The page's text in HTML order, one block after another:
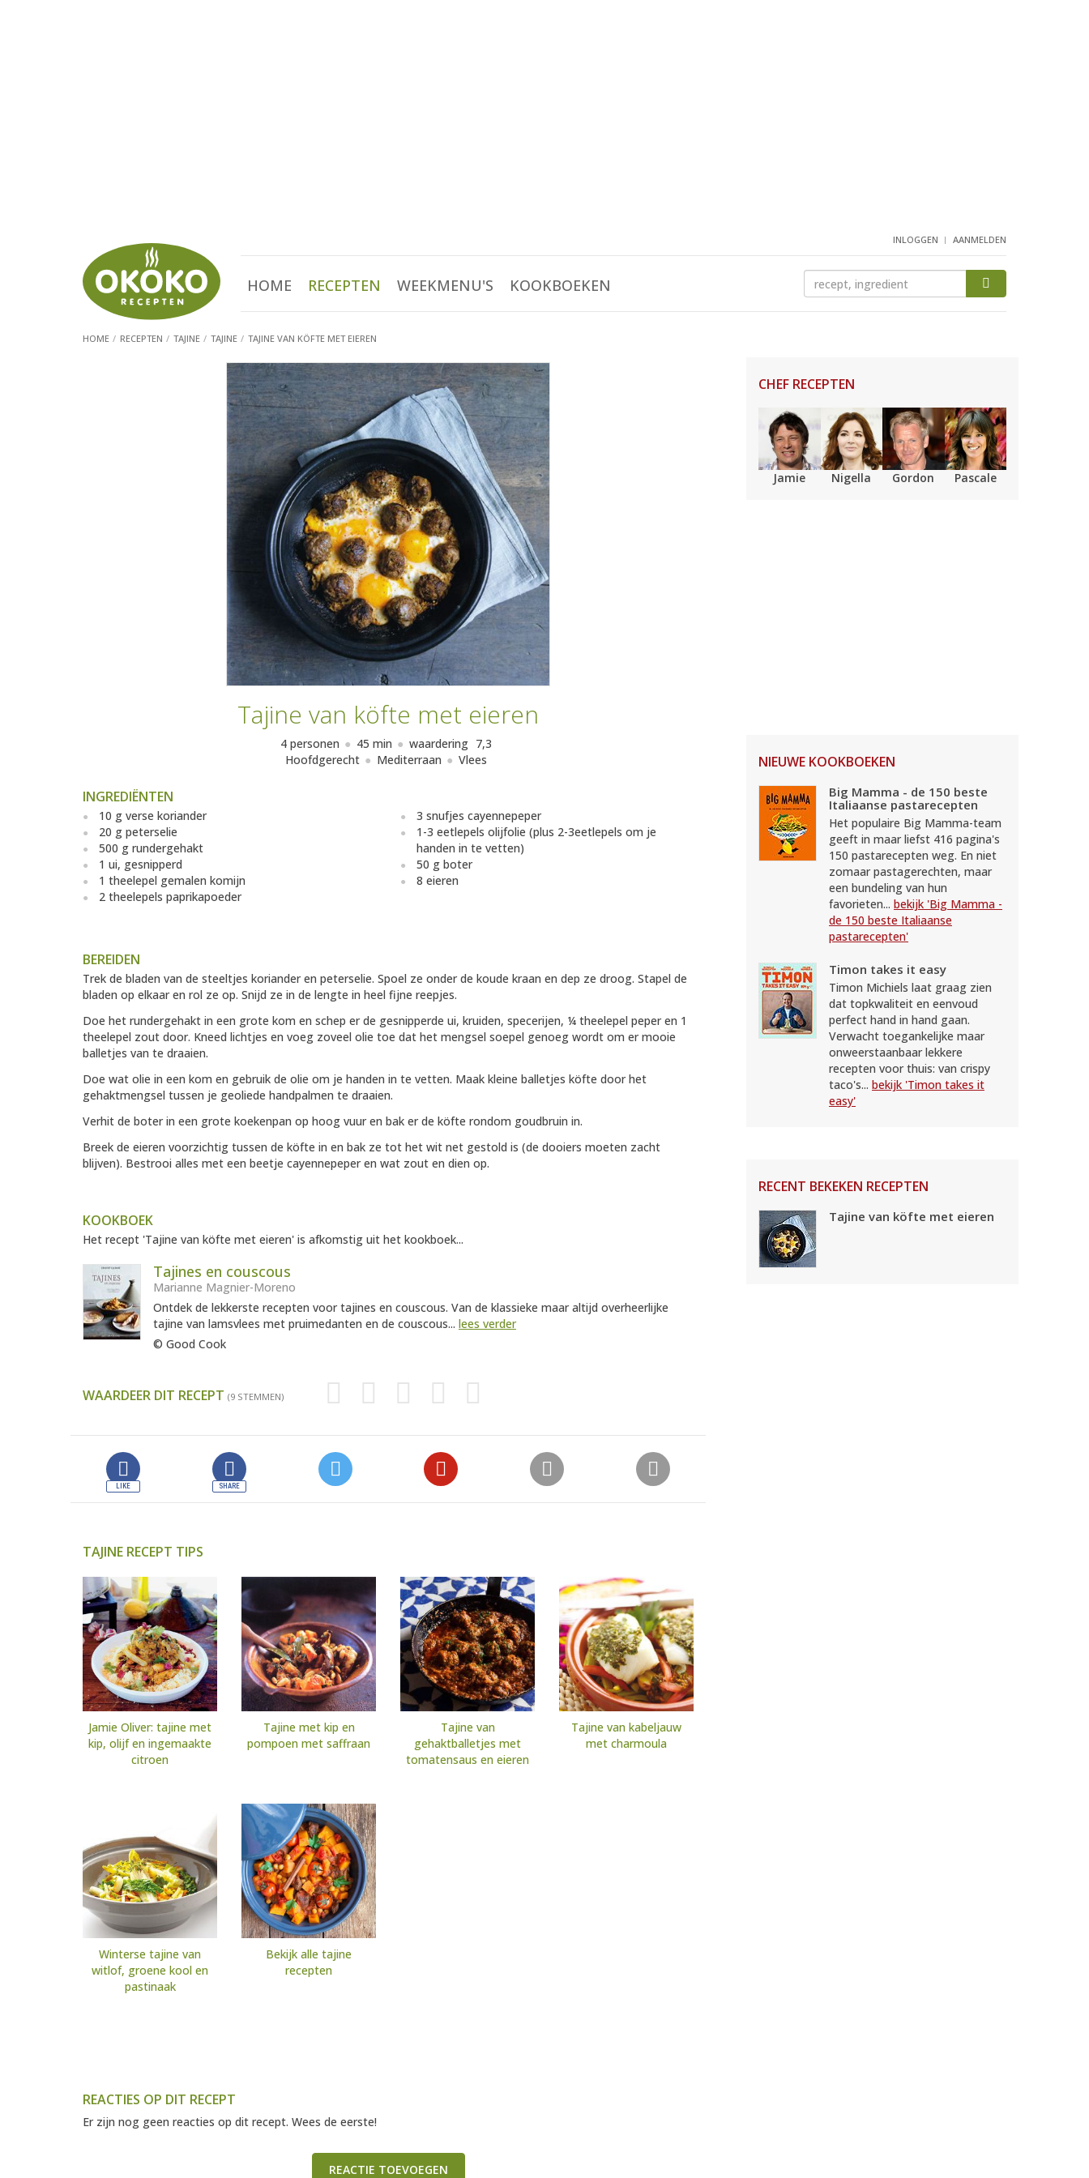
INLOGGEN AANMELDEN
HOME RECEPTEN WEEKMENU'S KOOKBOEKEN
HOME RECEPTEN TAJINE TAJINE TAJINE VAN KÖFTE MET EIEREN
Tajine van köfte met eieren
4 personen 45 min waardering 7,3
Hoofdgerecht
Mediterraan Vlees
INGREDIËNTEN
10 g verse koriander
20 g peterselie
500 g rundergehakt
1 ui, gesnipperd
1 theelepel gemalen komijn
2 theelepels paprikapoeder
3 snufjes cayennepeper
1-3 eetlepels olijfolie (plus 2-3eetlepels om je
handen in te vetten)
50 g boter
8 eieren
BEREIDEN
Trek de bladen van de steeltjes koriander en peterselie. Spoel ze onder de koude kraan en dep ze droog. Stapel de
bladen op elkaar en rol ze op. Snijd ze in de lengte in heel fijne reepjes.
Doe het rundergehakt in een grote kom en schep er de gesnipperde ui, kruiden, specerijen, ¼ theelepel peper en 1
theelepel zout door. Kneed lichtjes en voeg zoveel olie toe dat het mengsel soepel genoeg wordt om er mooie
balletjes van te draaien.
Doe wat olie in een kom en gebruik de olie om je handen in te vetten. Maak kleine balletjes köfte door het
gehaktmengsel tussen je geoliede handpalmen te draaien.
Verhit de boter in een grote koekenpan op hoog vuur en bak er de köfte rondom goudbruin in.
Breek de eieren voorzichtig tussen de köfte in en bak ze tot het wit net gestold is (de dooiers moeten zacht
blijven). Bestrooi alles met een beetje cayennepeper en wat zout en dien op.
KOOKBOEK
Het recept 'Tajine van köfte met eieren' is afkomstig uit het kookboek...
Tajines en couscous
Marianne Magnier-Moreno
Ontdek de lekkerste recepten voor tajines en couscous. Van de klassieke maar altijd overheerlijke
tajine van lamsvlees met pruimedanten en de couscous... lees verder
© Good Cook
WAARDEER DIT RECEPT (9 STEMMEN)
TAJINE RECEPT TIPS
Jamie Oliver: tajine met
kip, olijf en ingemaakte
citroen
Tajine met kip en
pompoen met saffraan
Tajine van
gehaktballetjes met
tomatensaus en eieren
Tajine van kabeljauw
met charmoula
Winterse tajine van
witlof, groene kool en
pastinaak
Bekijk alle tajine
recepten
REACTIES OP DIT RECEPT
Er zijn nog geen reacties op dit recept. Wees de eerste!
REACTIE TOEVOEGEN
CHEF RECEPTEN
Jamie Nigella Gordon Pascale
NIEUWE KOOKBOEKEN
Big Mamma - de 150 beste
Italiaanse pastarecepten
Het populaire Big Mamma-team
geeft in maar liefst 416 pagina's
150 pastarecepten weg. En niet
zomaar pastagerechten, maar
een bundeling van hun
favorieten... bekijk 'Big Mamma -
de 150 beste Italiaanse
pastarecepten'
Timon takes it easy
Timon Michiels laat graag zien
dat topkwaliteit en eenvoud
perfect hand in hand gaan.
Verwacht toegankelijke maar
onweerstaanbaar lekkere
recepten voor thuis: van crispy
taco's... bekijk 'Timon takes it
easy'
RECENT BEKEKEN RECEPTEN
Tajine van köfte met eieren